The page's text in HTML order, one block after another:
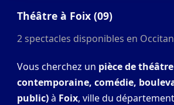
Théâtre à Foix (09)
2 spectacles disponibles en
Vous cherchez un pièce de
contemporaine, comédie,
public)à Foix, ville du